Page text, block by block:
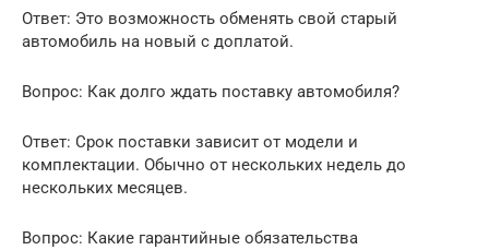
Ответ: Это возможность обменять свой старый
автомобиль на новый с доплатой.
Вопрос: Как долго ждать поставку автомобиля?
Ответ: Срок поставки зависит от модели и
комплектации. Обычно от нескольких недель до
нескольких месяцев.
Вопрос: Какие гарантийные обязательства